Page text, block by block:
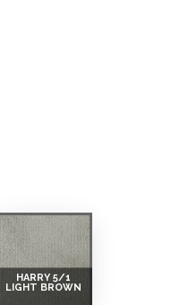
HARRY 5/1
LIGHT BROWN